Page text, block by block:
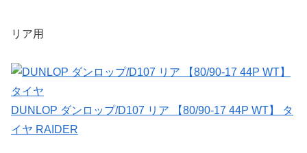
リア用
DUNLOP ダンロップ/D107 リア 【80/90-17 44P WT】 タ
イヤ RAIDER